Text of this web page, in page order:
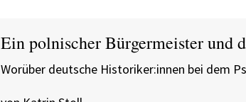
Ein polnischer Bürgermeister und
Worüber deutsche Historiker:innen bei dem